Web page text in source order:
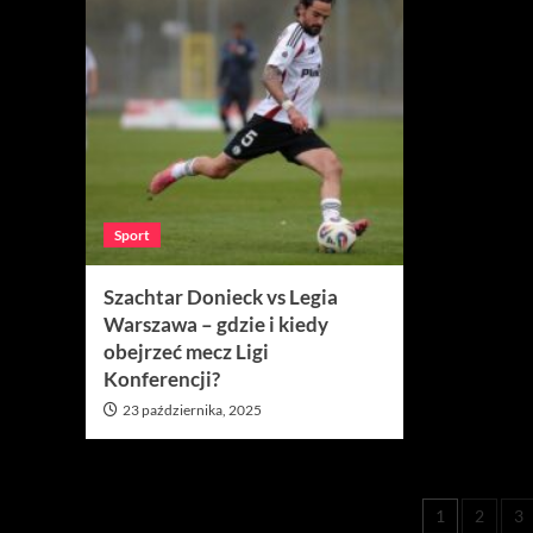
Sport
Szachtar Donieck vs Legia
Warszawa – gdzie i kiedy
obejrzeć mecz Ligi
Konferencji?
23 października, 2025
1 2 3